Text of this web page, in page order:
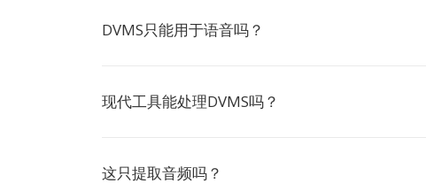
DVMS只能用于语音吗？
现代工具能处理DVMS吗？
这只提取音频吗？